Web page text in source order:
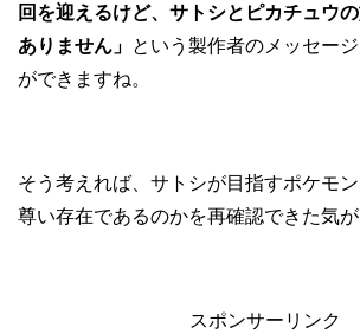
回を迎えるけど、サトシとピカチュウ
ありません」 という製作者のメッセー
ができますね。
そう考えれば、サトシが目指すポケモ
尊い存在であるのかを再確認できた気が
スポンサーリンク